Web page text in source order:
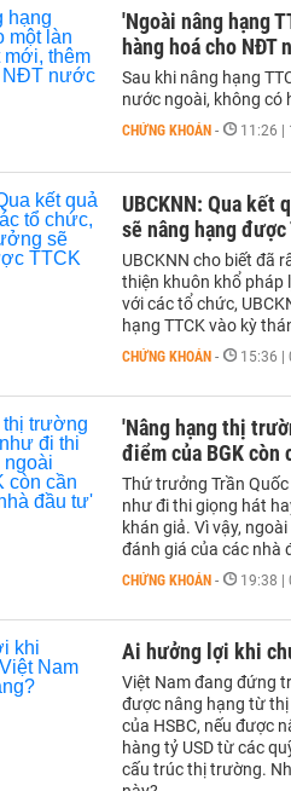
'Ngoài nâng hạng
hàng hoá cho NĐT
Sau khi nâng hạng
nước ngoài, không có
CHỨNG KHOÁN - 11:26
UBCKNN: Qua
sẽ nâng hạng
UBCKNN cho biết đã
thiện khuôn khổ pháp
với các tổ chức,
hạng TTCK vào kỳ
CHỨNG KHOÁN - 15:36
'Nâng hạng thị
điểm của BGK còn
Thứ trưởng Trần
như đi thi giọng hát
khán giả. Vì vậy,
đánh giá của các nhà
CHỨNG KHOÁN - 19:38
Ai hưởng lợi khi
Việt Nam đang đứng
được nâng hạng từ
của HSBC, nếu được
hàng tỷ USD từ các
cấu trúc thị trường.